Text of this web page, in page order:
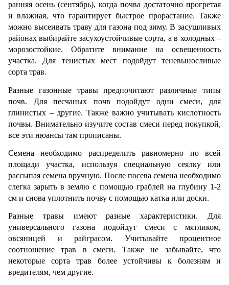
ранняя осень (сентябрь), когда почва достаточно прогретая
и влажная, что гарантирует быстрое прорастание. Также
можно высеивать траву для газона под зиму. В засушливых
районах выбирайте засухоустойчивые сорта, а в холодных –
морозостойкие. Обратите внимание на освещенность
участка. Для тенистых мест подойдут теневыносливые
сорта трав.
Разные газонные травы предпочитают различные типы
почв. Для песчаных почв подойдут одни смеси, для
глинистых – другие. Также важно учитывать кислотность
почвы. Внимательно изучите состав смеси перед покупкой,
все эти нюансы там прописаны.
Семена необходимо распределить равномерно по всей
площади участка, используя специальную сеялку или
рассыпая семена вручную. После посева семена необходимо
слегка зарыть в землю с помощью граблей на глубину 1-2
см и снова уплотнить почву с помощью катка или доски.
Разные травы имеют разные характеристики. Для
универсального газона подойдут смеси с мятликом,
овсяницей и райграсом. Учитывайте процентное
соотношение трав в смеси. Также не забывайте, что
некоторые сорта трав более устойчивы к болезням и
вредителям, чем другие.